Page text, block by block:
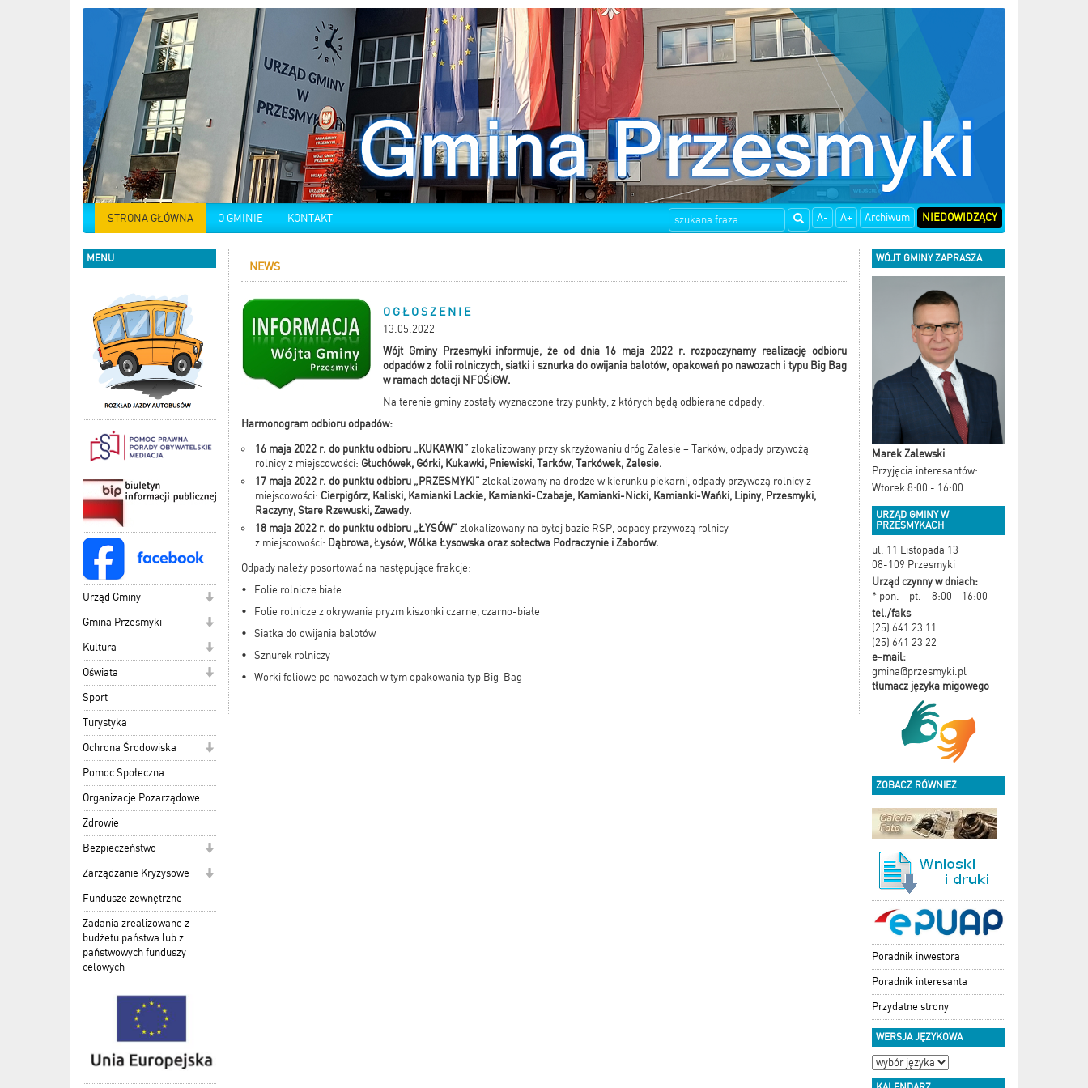
STRONA GŁÓWNA O GMINIE KONTAKT A- A+ Archiwum NIEDOWIDZĄCY
MENU
Urząd Gminy
Gmina Przesmyki
Kultura
Oświata
Sport
Turystyka
Ochrona Środowiska
Pomoc Społeczna
Organizacje Pozarządowe
Zdrowie
Bezpieczeństwo
Zarządzanie Kryzysowe
Fundusze zewnętrzne
Zadania zrealizowane z
budżetu państwa lub z
państwowych funduszy
celowych
NEWS
O G Ł O S Z E N I E
13.05.2022
Wójt Gminy Przesmyki informuje, że od dnia 16 maja 2022 r. rozpoczynamy realizację odbioru
odpadówz folii rolniczych, siatki i sznurka do owijania balotów, opakowań po nawozach i typu Big Bag
w ramach dotacji NFOŚiGW.
Na terenie gminy zostały wyznaczone trzy punkty, z których będą odbierane odpady.
Harmonogram odbioru odpadów:
16 maja 2022 r. do punktu odbioru „KUKAWKI” zlokalizowany przy skrzyżowaniu dróg Zalesie – Tarków, odpady przywożą
rolnicy z miejscowości: Głuchówek, Górki, Kukawki, Pniewiski, Tarków, Tarkówek, Zalesie.
17 maja 2022 r. do punktu odbioru „PRZESMYKI” zlokalizowany na drodze w kierunku piekarni, odpady przywożą rolnicy z
miejscowości: Cierpigórz, Kaliski, Kamianki Lackie, Kamianki-Czabaje, Kamianki-Nicki, Kamianki-Wańki, Lipiny, Przesmyki,
Raczyny, Stare Rzewuski, Zawady.
18 maja 2022 r. do punktu odbioru „ŁYSÓW” zlokalizowany na byłej bazie RSP, odpady przywożą rolnicy
z miejscowości: Dąbrowa, Łysów, Wólka Łysowska oraz sołectwa Podraczynie i Zaborów.
Odpady należy posortować na następujące frakcje:
• Folie rolnicze białe
• Folie rolnicze z okrywania pryzm kiszonki czarne, czarno-białe
• Siatka do owijania balotów
• Sznurek rolniczy
• Worki foliowe po nawozach w tym opakowania typ Big-Bag
WÓJT GMINY ZAPRASZA
Marek Zalewski
Przyjęcia interesantów:
Wtorek 8:00 - 16:00
URZĄD GMINY W
PRZESMYKACH
ul. 11 Listopada 13
08-109 Przesmyki
Urząd czynny w dniach:
* pon. - pt. – 8:00 - 16:00
tel./faks
(25) 641 23 11
(25) 641 23 22
e-mail:
gmina@przesmyki.pl
tłumacz języka migowego
ZOBACZ RÓWNIEŻ
Poradnik inwestora
Poradnik interesanta
Przydatne strony
WERSJA JĘZYKOWA